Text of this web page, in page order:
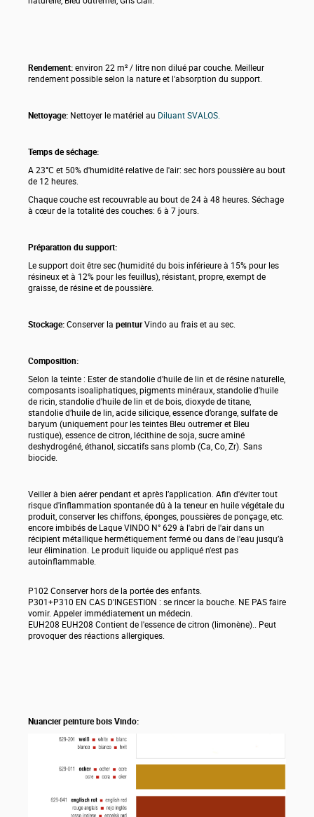
Rendement:environ 22 m² / litre non dilué par couche. Meilleur
rendement possible selon la nature et l'absorption du support.
Nettoyage: Nettoyer le matériel au Diluant SVALOS.
Temps de séchage:
A 23°C et 50% d'humidité relative de l'air: sec hors poussière au bout
de 12 heures.
Chaque couche est recouvrable au bout de 24 à 48 heures. Séchage
à cœur de la totalité des couches: 6 à 7 jours.
Préparation du support:
Le support doit être sec (humidité du bois inférieure à 15% pour les
résineux et à 12% pour les feuillus), résistant, propre, exempt de
graisse, de résine et de poussière.
Stockage:Conserver la peinturVindo au frais et au sec.
Composition:
Selon la teinte : Ester de standolie d'huile de lin et de résine naturelle,
composants isoaliphatiques, pigments minéraux, standolie d'huile
de ricin, standolie d'huile de lin et de bois, dioxyde de titane,
standolie d’huile de lin, acide silicique, essence d’orange, sulfate de
baryum (uniquement pour les teintes Bleu outremer et Bleu
rustique), essence de citron, lécithine de soja, sucre aminé
deshydrogéné, éthanol, siccatifs sans plomb (Ca, Co, Zr). Sans
biocide.
Veiller à bien aérer pendant et après l’application. Afin d'éviter tout
risque d'inflammation spontanée dû à la teneur en huile végétale du
produit, conserver les chiffons, éponges, poussières de ponçage, etc.
encore imbibés de Laque VINDO N° 629 à l'abri de l'air dans un
récipient métallique hermétiquement fermé ou dans de l'eau jusqu’à
leur élimination. Le produit liquide ou appliqué n'est pas
autoinflammable.
P102 Conserver hors de la portée des enfants.
P301+P310 EN CAS D'INGESTION : se rincer la bouche. NE PAS faire
vomir. Appeler immédiatement un médecin.
EUH208 EUH208 Contient de l'essence de citron (limonène).. Peut
provoquer des réactions allergiques.
Nuancier peinture bois Vindo: